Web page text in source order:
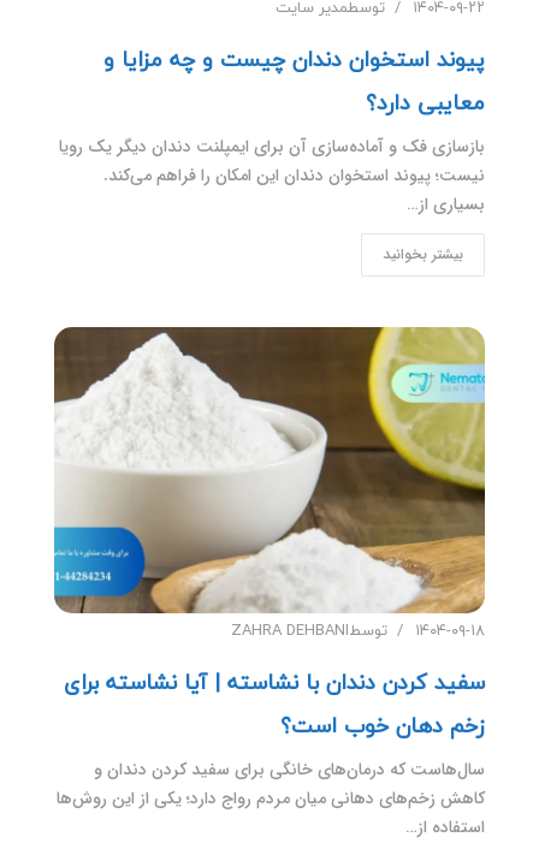
۱۴۰۴-۰۹-۲۲ توسطمدیر سایت
پیوند استخوان دندان چیست و چه مزایا و
معایبی دارد؟
بازسازی فک و آماده‌سازی آن برای ایمپلنت دندان دیگر یک رویا
نیست؛ پیوند استخوان دندان این امکان را فراهم می‌کند.
بسیاری از…
بیشتر بخوانید
۱۴۰۴-۰۹-۱۸ توسطZAHRA DEHBANI
سفید کردن دندان با نشاسته | آیا نشاسته برای
زخم دهان خوب است؟
سال‌هاست که درمان‌های خانگی برای سفید کردن دندان و
کاهش زخم‌های دهانی میان مردم رواج دارد؛ یکی از این روش‌ها
استفاده از…